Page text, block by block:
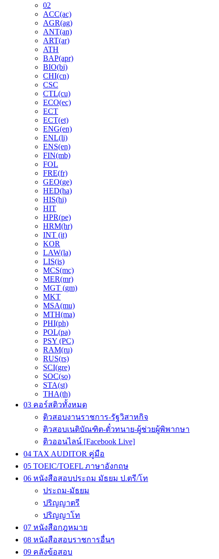
02
ACC(ac)
AGR(ag)
ANT(an)
ART(ar)
ATH
BAP(apr)
BIO(bi)
CHI(cn)
CSC
CTL(cu)
ECO(ec)
ECT
ECT(et)
ENG(en)
ENL(li)
ENS(en)
FIN(mb)
FOL
FRE(fr)
GEO(ge)
HED(ha)
HIS(hi)
HIT
HPR(pe)
HRM(hr)
INT (it)
KOR
LAW(la)
LIS(is)
MCS(mc)
MER(mr)
MGT (gm)
MKT
MSA(mu)
MTH(ma)
PHI(ph)
POL(pa)
PSY (PC)
RAM(ru)
RUS(rs)
SCI(gre)
SOC(so)
STA(st)
THA(th)
03 คอร์สติวทั้งหมด
ติวสอบงานราชการ-รัฐวิสาหกิจ
ติวสอบเนติบัณฑิต-ตั๋วทนาย-ผู้ช่วยผู้พิพากษา
ติวออนไลน์ [Facebook Live]
04 TAX AUDITOR คู่มือ
05 TOEIC/TOEFL ภาษาอังกฤษ
06 หนังสือสอบประถม มัธยม ป.ตรี/โท
ประถม-มัธยม
ปริญญาตรี
ปริญญาโท
07 หนังสือกฎหมาย
08 หนังสือสอบราชการอื่นๆ
09 คลังข้อสอบ